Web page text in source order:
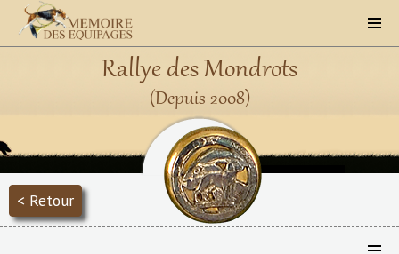
Rallye des Mondrots
(Depuis 2008)
< Retour